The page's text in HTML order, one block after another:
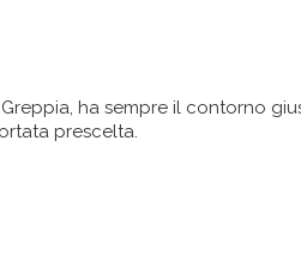
ha sempre il contorno
prescelta.